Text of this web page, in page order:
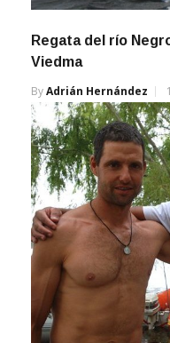
Viedma
ByAdrián Hernández